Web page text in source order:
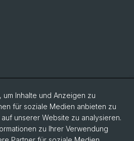
Schweiz
Schweiz
Inhalte und Anzeigen zu
für soziale Medien anbieten zu
unserer Website zu analysieren.
zu Ihrer Verwendung